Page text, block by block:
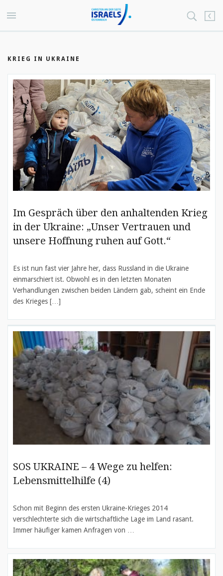
KRIEG IN UKRAINE
Im Gespräch über den anhaltenden Krieg
in der Ukraine: „Unser Vertrauen und
unsere Hoffnung ruhen auf Gott.“
Es ist nun fast vier Jahre her, dass Russland in die Ukraine
einmarschiert ist. Obwohl es in den letzten Monaten
Verhandlungen zwischen beiden Ländern gab, scheint ein Ende
des Krieges […]
SOS UKRAINE – 4 Wege zu helfen:
Lebensmittelhilfe (4)
Schon mit Beginn des ersten Ukraine-Krieges 2014
verschlechterte sich die wirtschaftliche Lage im Land rasant.
Immer häufiger kamen Anfragen von …